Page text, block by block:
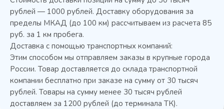
Колода разрубочная КР-5/5
рублей — 1000 рублей. Доставку оборудования за
пределы МКАД (до 100 км) рассчитываем из расчета 85
руб. за 1 км пробега.
Доставка с помощью транспортных компаний:
Этим способом мы отправляем заказы в крупные города
России. Товар доставляется до склада транспортной
компании бесплатно при заказе на сумму от 30 тысяч
рублей. Товары на сумму менее 30 тысяч рублей
доставляем за 1200 рублей (до терминала ТК).